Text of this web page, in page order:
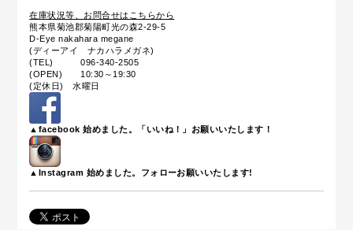
在庫状況等、お問合せはこちらから
熊本県菊池郡菊陽町光の森2-29-5
D-Eye nakahara megane
(ディーアイ ナカハラメガネ)
(TEL) 096-340-2505
(OPEN) 10:30～19:30
(定休日) 水曜日
▲facebook 始めました。「いいね！」お願いいたします！
▲Instagram 始めました。フォローお願いいたします!